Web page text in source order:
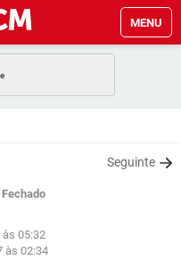
MENU
Seguinte
Fechado
05:32
às 02:34